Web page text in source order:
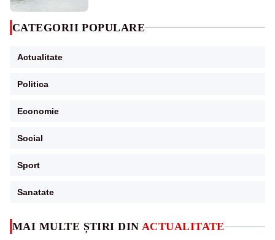
MAI MULTE ȘTIRI DIN ACTUALITATE
CATEGORII POPULARE
Actualitate
Politica
Economie
Social
Sport
Sanatate